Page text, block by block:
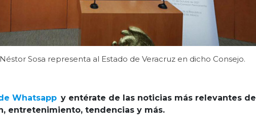
Sosa representa al Estado de Veracruz en dicho Consejo.
Whatsapp y entérate de las noticias más relevantes del
entretenimiento, tendencias y más.